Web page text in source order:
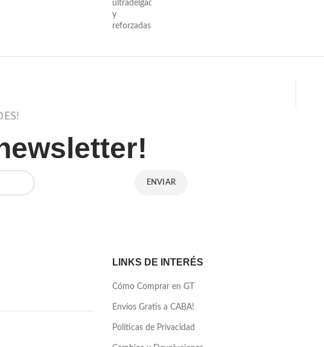
LINKS DE INTERÉS
Cómo Comprar en GT
Envíos Gratis a CABA!
Políticas de Privacidad